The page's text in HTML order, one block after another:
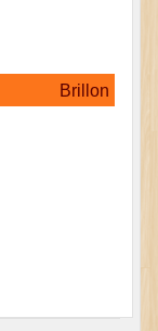
Brillon